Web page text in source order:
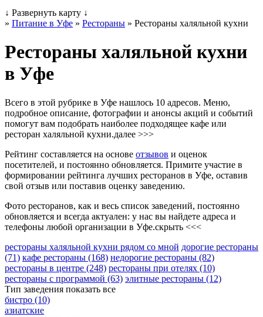
↓ Развернуть карту ↓
» Питание в Уфе » Рестораны » Рестораны халяльной кухни
Рестораны халяльной кухни
в Уфе
Всего в этой рубрике в Уфе нашлось 10 адресов. Меню,
подробное описание, фотографии и анонсы акций и событий
помогут вам подобрать наиболее подходящее кафе или
ресторан халяльной кухни.далее >>>
Рейтинг составляется на основе отзывов и оценок
посетителей, и постоянно обновляется. Примите участие в
формировании рейтинга лучших ресторанов в Уфе, оставив
свой отзыв или поставив оценку заведению.
Фото ресторанов, как и весь список заведений, постоянно
обновляется и всегда актуален: у нас вы найдете адреса и
телефоны любой организации в Уфе.скрыть <<<
рестораны халяльной кухни рядом со мной дорогие рестораны
(71) кафе рестораны (168) недорогие рестораны (82)
рестораны в центре (248) рестораны при отелях (10)
рестораны с программой (63) элитные рестораны (12)
Тип заведения показать все
бистро (10)
азиатские